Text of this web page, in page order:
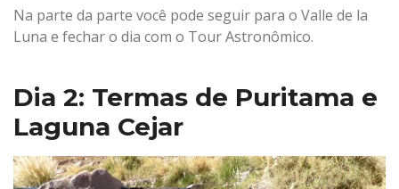
Na parte da parte você pode seguir para o Valle de la
Luna e fechar o dia com o Tour Astronômico.
Dia 2: Termas de Puritama e
Laguna Cejar